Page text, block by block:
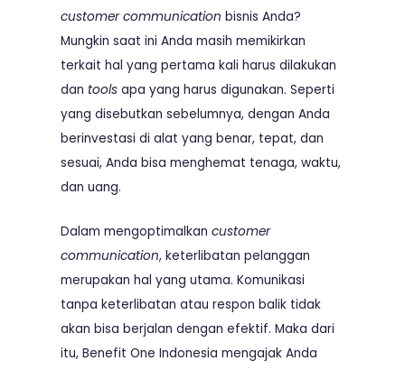
customer communication bisnis Anda?
Mungkin saat ini Anda masih memikirkan
terkait hal yang pertama kali harus dilakukan
dan tools apa yang harus digunakan. Seperti
yang disebutkan sebelumnya, dengan Anda
berinvestasi di alat yang benar, tepat, dan
sesuai, Anda bisa menghemat tenaga, waktu,
dan uang.
Dalam mengoptimalkan customer
communication, keterlibatan pelanggan
merupakan hal yang utama. Komunikasi
tanpa keterlibatan atau respon balik tidak
akan bisa berjalan dengan efektif. Maka dari
itu, Benefit One Indonesia mengajak Anda